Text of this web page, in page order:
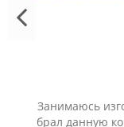
Занимаюсь
брал данную